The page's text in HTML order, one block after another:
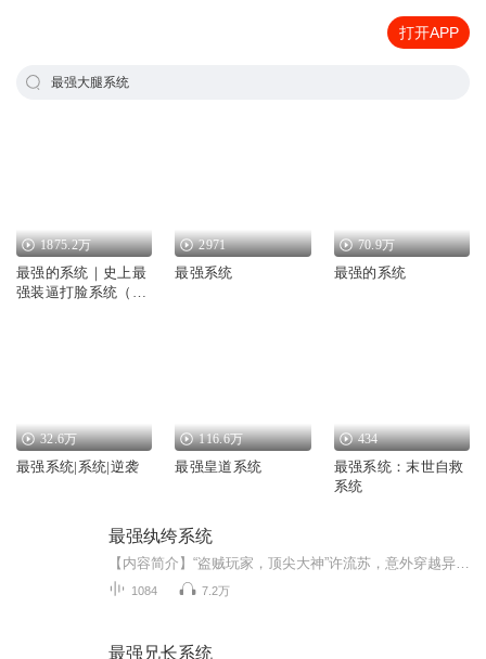
打开APP
最强大腿系统
1875.2万
最强的系统｜史上最
强装逼打脸系统（林
2971
最强系统
70.9万
最强的系统
32.6万
最强系统|系统|逆袭
116.6万
最强皇道系统
434
最强系统：末世自救
系统
最强纨绔系统
1084 7.2万
最强兄长系统